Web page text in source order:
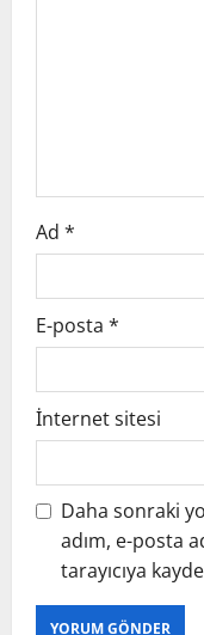
Ad *
E-posta *
İnternet sitesi
Daha sonraki
adım, e-posta
tarayıcıya